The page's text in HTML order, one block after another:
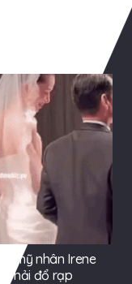
mỹ nhân Irene
phải đổ rạp